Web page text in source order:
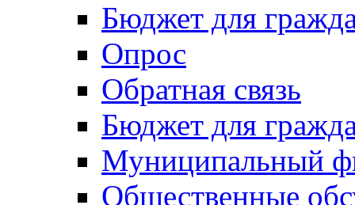
Бюджет для
Опрос
Обратная связь
Бюджет для
Муниципальный
Общественные